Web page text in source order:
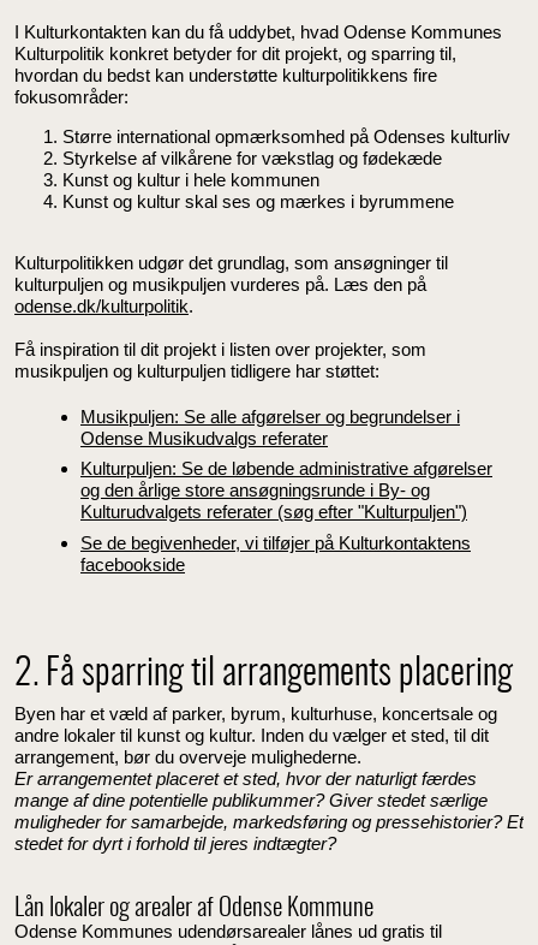
I Kulturkontakten kan du få uddybet, hvad Odense Kommunes
Kulturpolitik konkret betyder for dit projekt, og sparring til,
hvordan du bedst kan understøtte kulturpolitikkens fire
fokusområder:
Større international opmærksomhed på Odenses kulturliv
Styrkelse af vilkårene for vækstlag og fødekæde
Kunst og kultur i hele kommunen
Kunst og kultur skal ses og mærkes i byrummene
Kulturpolitikken udgør det grundlag, som ansøgninger til
kulturpuljen og musikpuljen vurderes på. Læs den på
odense.dk/kulturpolitik.
Få inspiration til dit projekt i listen over projekter, som
musikpuljen og kulturpuljen tidligere har støttet:
Musikpuljen: Se alle afgørelser og begrundelser i
Odense Musikudvalgs referater
Kulturpuljen: Se de løbende administrative afgørelser
og den årlige store ansøgningsrunde i By- og
Kulturudvalgets referater (søg efter "Kulturpuljen")
Se de begivenheder, vi tilføjer på Kulturkontaktens
facebookside
2. Få sparring til arrangements placering
Byen har et væld af parker, byrum, kulturhuse, koncertsale og
andre lokaler til kunst og kultur. Inden du vælger et sted, til dit
arrangement, bør du overveje mulighederne.
Er arrangementet placeret et sted, hvor der naturligt færdes
mange af dine potentielle publikummer? Giver stedet særlige
muligheder for samarbejde, markedsføring og pressehistorier? Et
stedet for dyrt i forhold til jeres indtægter?
Lån lokaler og arealer af Odense Kommune
Odense Kommunes udendørsarealer lånes ud gratis til